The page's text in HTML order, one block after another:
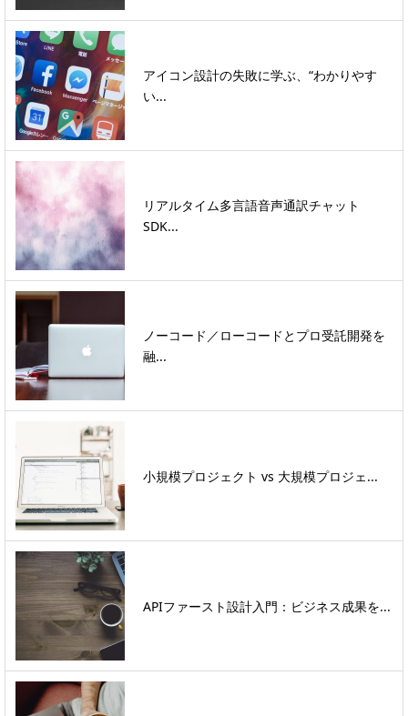
アイコン設計の失敗に学ぶ、“わかりやす
い...
リアルタイム多言語音声通訳チャット
SDK...
ノーコード／ローコードとプロ受託開発を
融...
小規模プロジェクト vs 大規模プロジェ...
APIファースト設計入門：ビジネス成果を...